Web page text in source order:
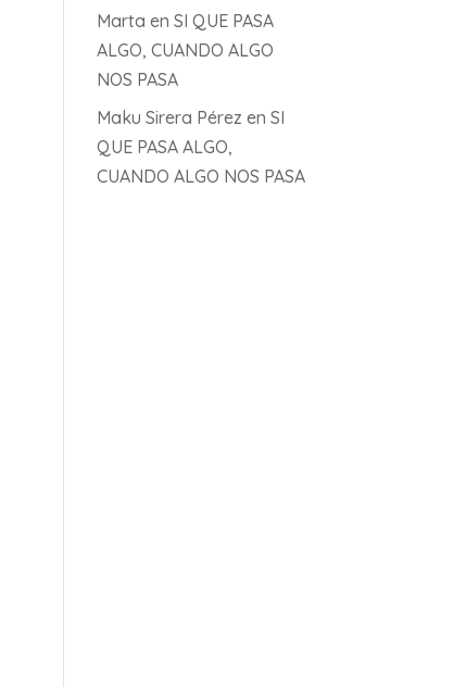
Marta enSI QUE PASA
ALGO, CUANDO ALGO
NOS PASA
Maku Sirera Pérez enSI
QUE PASA ALGO,
CUANDO ALGO NOS PASA